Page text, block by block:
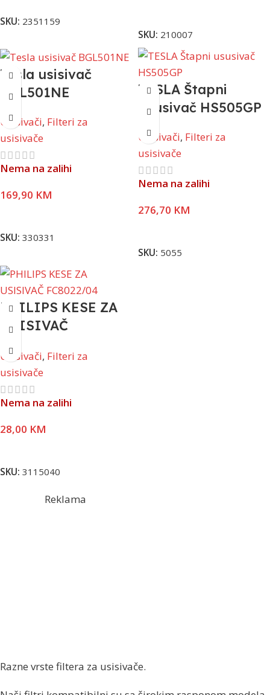
SKU: 2351159
SKU: 210007
Tesla usisivač
BGL501NE
Usisivači, Filteri za
usisivače
Nema na zalihi
169,90 KM
SKU: 330331
TESLA Štapni
ususivač HS505GP
Usisivači, Filteri za
usisivače
Nema na zalihi
276,70 KM
SKU: 5055
PHILIPS KESE ZA
USISIVAČ
FC8022/04
Usisivači, Filteri za
usisivače
Nema na zalihi
28,00 KM
SKU: 3115040
Reklama
Razne vrste filtera za usisivače.